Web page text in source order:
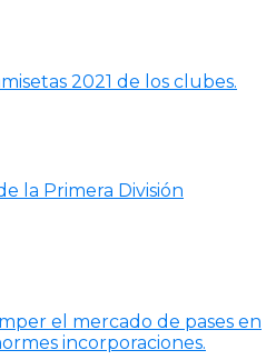
2021 de los clubes.
la Primera División
el mercado de pases en
incorporaciones.